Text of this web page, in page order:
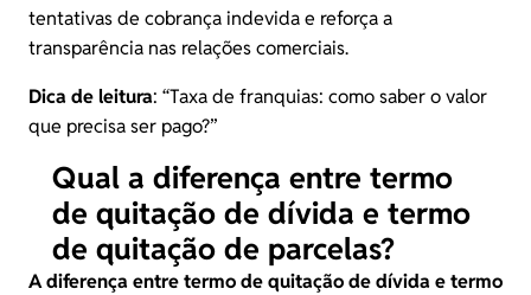
tentativas de cobrança indevida e reforça a
transparência nas relações comerciais.
Dica de leitura: “Taxa de franquias: como saber o valor
que precisa ser pago?”
Qual a diferença entre termo
de quitação de dívida e termo
de quitação de parcelas?
A diferença entretermo de quitação de dívidaetermo